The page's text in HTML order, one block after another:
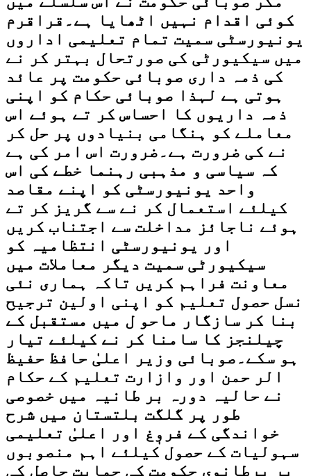
کوئی اقدام نہیں اٹھایا ہے۔قراقرم
یونیورسٹی سمیت تمام تعلیمی اداروں
میں سیکیورٹی کی صورتحال بہتر کر نے
کی ذمہ داری صوبائی حکومت پر عائد
ہوتی ہے لہذا صوبائی حکام کو اپنی
ذمہ داریوں کا احساس کر تے ہوئے اس
معاملے کو ہنگامی بنیادوں پر حل کر
نے کی ضرورت ہے۔ضرورت اس امر کی ہے
کہ سیاسی و مذہبی رہنما خطے کی اس
واحد یونیورسٹی کو اپنے مقاصد
کیلئے استعمال کر نے سے گریز کر تے
ہوئے ناجائز مداخلت سے اجتناب کریں
اور یونیورسٹی انتظامیہ کو
سیکیورٹی سمیت دیگر معاملات میں
معاونت فراہم کریں تاکہ ہماری نئی
نسل حصول تعلیم کو اپنی اولین ترجیح
بنا کر سازگار ماحو ل میں مستقبل کے
چیلنجز کا سامنا کر نے کیلئے تیار
ہو سکے۔صوبائی وزیر اعلیٰ حافظ حفیظ
الر حمن اور وازارت تعلیم کے حکام
نے حالیہ دورہ بر طانیہ میں خصوصی
طور پر گلگت بلتستان میں شرح
خواندگی کے فروٖغ اور اعلیٰ تعلیمی
سہولیات کے حصول کیلئے اہم منصوبوں
پر برطانوی حکومت کی حمایت حاصل کی